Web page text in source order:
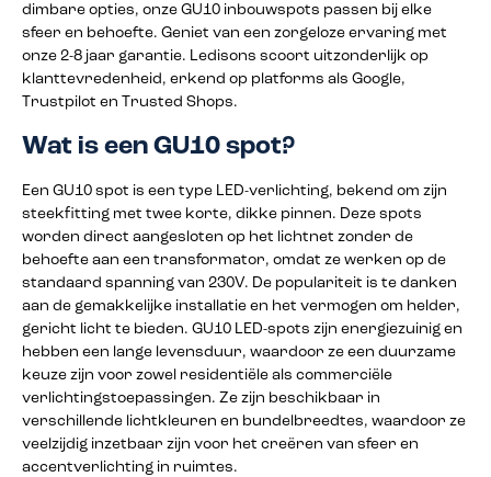
dimbare opties, onze GU10 inbouwspots passen bij elke
sfeer en behoefte. Geniet van een zorgeloze ervaring met
onze 2-8 jaar garantie. Ledisons scoort uitzonderlijk op
klanttevredenheid, erkend op platforms als Google,
Trustpilot en Trusted Shops.
Wat is een GU10 spot?
Een GU10 spot is een type LED-verlichting, bekend om zijn
steekfitting met twee korte, dikke pinnen. Deze spots
worden direct aangesloten op het lichtnet zonder de
behoefte aan een transformator, omdat ze werken op de
standaard spanning van 230V. De populariteit is te danken
aan de gemakkelijke installatie en het vermogen om helder,
gericht licht te bieden. GU10 LED-spots zijn energiezuinig en
hebben een lange levensduur, waardoor ze een duurzame
keuze zijn voor zowel residentiële als commerciële
verlichtingstoepassingen. Ze zijn beschikbaar in
verschillende lichtkleuren en bundelbreedtes, waardoor ze
veelzijdig inzetbaar zijn voor het creëren van sfeer en
accentverlichting in ruimtes.